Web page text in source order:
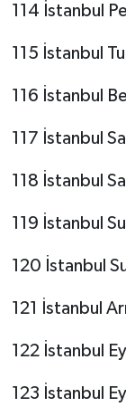
114 İstanbul
115 İstanbul
116 İstanbul
117 İstanbul
118 İstanbul
119 İstanbul
120 İstanbul
121 İstanbul
122 İstanbul
123 İstanbul